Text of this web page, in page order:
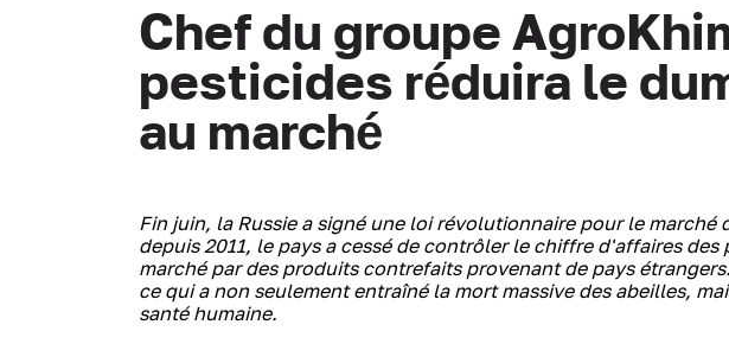
Chef du groupe
pesticides réduira le
au marché
Fin juin, la Russie a signé une loi révolutionnaire pour le
depuis 2011, le pays a cessé de contrôler le chiffre d'affaires
marché par des produits contrefaits provenant de pays
ce qui a non seulement entraîné la mort massive des abeilles,
santé humaine.